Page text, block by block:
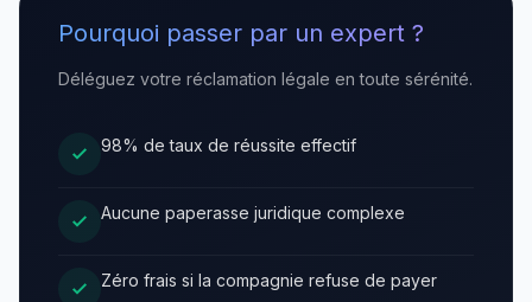
Pourquoi passer par un expert ?
Déléguez votre réclamation légale en toute sérénité.
98% de taux de réussite effectif
Aucune paperasse juridique complexe
Zéro frais si la compagnie refuse de payer